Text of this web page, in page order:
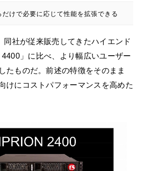
けで必要に応じて性能を拡張できる
同社が従来販売してきたハイエンド
」に比べ、より幅広いユーザー
たものだ。前述の特徴をそのまま
けにコストパフォーマンスを高めた